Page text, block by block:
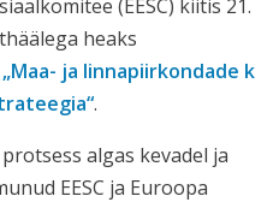
(EESC) kiitis 21.
heaks
„Maa- ja linnapiirkondade k
.
algas kevadel ja
EESC ja Euroopa